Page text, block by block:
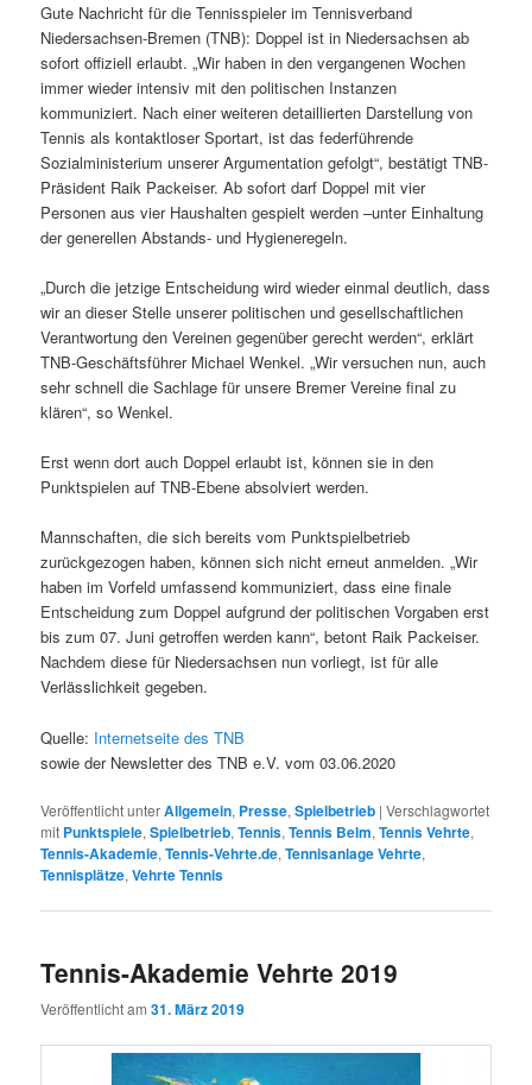
Gute Nachricht für die Tennisspieler im Tennisverband
Niedersachsen-Bremen (TNB): Doppel ist in Niedersachsen ab
sofort offiziell erlaubt. „Wir haben in den vergangenen Wochen
immer wieder intensiv mit den politischen Instanzen
kommuniziert. Nach einer weiteren detaillierten Darstellung von
Tennis als kontaktloser Sportart, ist das federführende
Sozialministerium unserer Argumentation gefolgt“, bestätigt TNB-
Präsident Raik Packeiser. Ab sofort darf Doppel mit vier
Personen aus vier Haushalten gespielt werden –unter Einhaltung
der generellen Abstands- und Hygieneregeln.
„Durch die jetzige Entscheidung wird wieder einmal deutlich, dass
wir an dieser Stelle unserer politischen und gesellschaftlichen
Verantwortung den Vereinen gegenüber gerecht werden“, erklärt
TNB-Geschäftsführer Michael Wenkel. „Wir versuchen nun, auch
sehr schnell die Sachlage für unsere Bremer Vereine final zu
klären“, so Wenkel.
Erst wenn dort auch Doppel erlaubt ist, können sie in den
Punktspielen auf TNB-Ebene absolviert werden.
Mannschaften, die sich bereits vom Punktspielbetrieb
zurückgezogen haben, können sich nicht erneut anmelden. „Wir
haben im Vorfeld umfassend kommuniziert, dass eine finale
Entscheidung zum Doppel aufgrund der politischen Vorgaben erst
bis zum 07. Juni getroffen werden kann“, betont Raik Packeiser.
Nachdem diese für Niedersachsen nun vorliegt, ist für alle
Verlässlichkeit gegeben.
Quelle: Internetseite des TNB
sowie der Newsletter des TNB e.V. vom 03.06.2020
Veröffentlicht unterAllgemein, Presse,Spielbetrieb |Verschlagwortet
mit Punktspiele,Spielbetrieb,Tennis,Tennis Belm,Tennis Vehrte,
Tennis-Akademie,Tennis-Vehrte.de,Tennisanlage Vehrte,
Tennisplätze,Vehrte Tennis
Tennis-Akademie Vehrte 2019
Veröffentlicht am31. März 2019